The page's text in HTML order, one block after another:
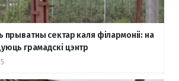
прыватны сектар каля філармоніі: на
грамадскі цэнтр